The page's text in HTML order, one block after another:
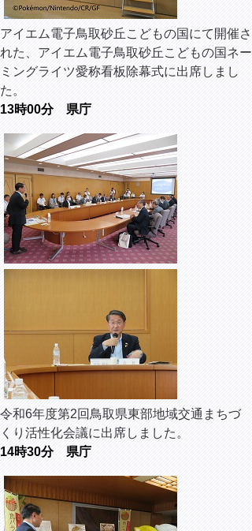
アイエム電子鳥取砂丘こどもの国にて開催さ
れた、アイエム電子鳥取砂丘こどもの国ネー
ミングライツ愛称看板除幕式に出席しまし
た。
13時00分 県庁
令和6年度第2回鳥取県東部地域交通まちづ
くり活性化会議に出席しました。
14時30分 県庁